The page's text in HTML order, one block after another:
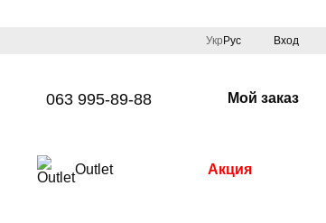
Укр Рус Вход
063 995-89-88 Мой заказ
Outlet Акция